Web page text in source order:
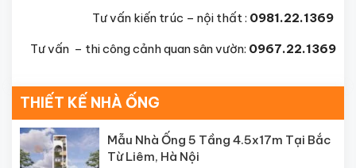
Tư vấn kiến trúc – nội thất : 0981.22.1369
Tư vấn – thi công cảnh quan sân vườn: 0967.22.1369
THIẾT KẾ NHÀ ỐNG
Mẫu Nhà Ống 5 Tầng 4.5x17m Tại Bắc
Từ Liêm, Hà Nội